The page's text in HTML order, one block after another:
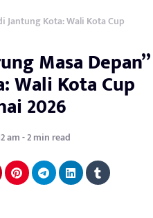
Jantung Kota: Wali Kota Cup
Masa Depan”
Wali Kota Cup
2026
am - 2 min read